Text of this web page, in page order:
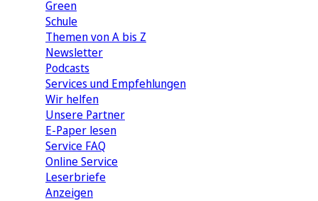
Green
Schule
Themen von A bis Z
Newsletter
Podcasts
Services und Empfehlungen
Wir helfen
Unsere Partner
E-Paper lesen
Service FAQ
Online Service
Leserbriefe
Anzeigen